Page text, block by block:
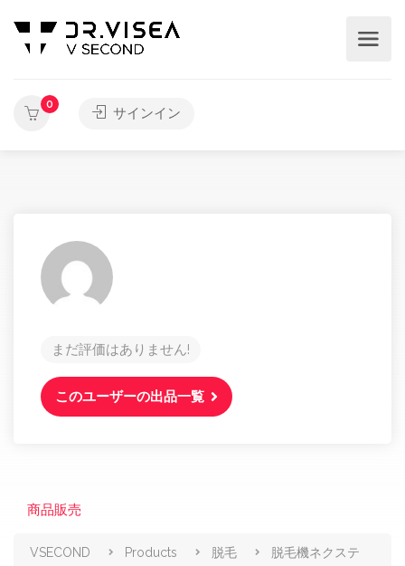
0
サインイン
まだ評価はありません!
このユーザーの出品一覧
商品販売
VSECOND Products 脱毛 脱毛機ネクステ